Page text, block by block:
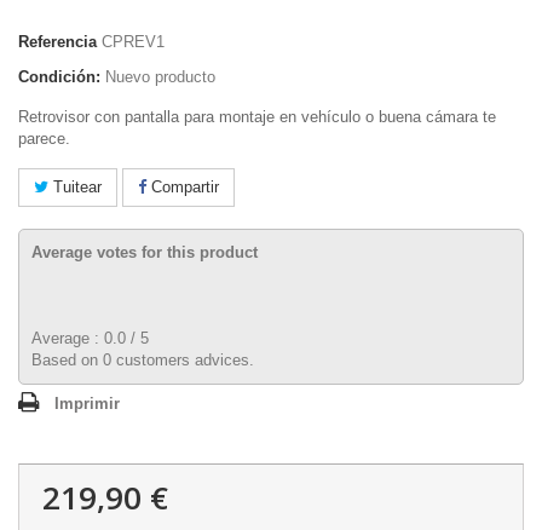
Referencia CPREV1
Condición: Nuevo producto
Retrovisor con pantalla para montaje en vehículo o buena cámara te
parece.
Tuitear Compartir
Average votes for this product
Average : 0.0 / 5
Based on 0 customers advices.
Imprimir
219,90 €